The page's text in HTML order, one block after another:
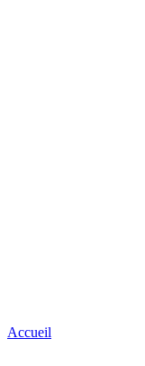
Accueil